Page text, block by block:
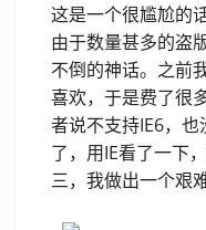
这是一个很尴尬的
由于数量甚多的盗
不倒的神话。之前
喜欢，于是费了很
者说不支持IE6，
了，用IE看了一下
三，我做出一个艰